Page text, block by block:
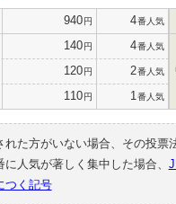
940円 4番人気
140円 4番人気
120円 2番人気
110円 1 番人気
れた方がいない場合、その投票
人気が著しく集中した場合、
つく記号